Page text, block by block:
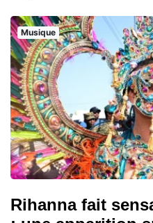
Musique
Rihanna fait